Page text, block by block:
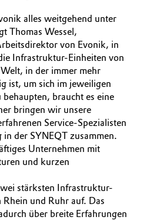
& Machinery
Additives
alles weitgehend unter
Thomas Wessel,
von Evonik, in
Infrastruktur-Einheiten von
in der immer mehr
ist, um sich im jeweiligen
behaupten, braucht es eine
bringen wir unsere
Service-Spezialisten
der SYNEQT zusammen.
Unternehmen mit
und kurzen
stärksten Infrastruktur-
und Ruhr auf. Das
über breite Erfahrungen